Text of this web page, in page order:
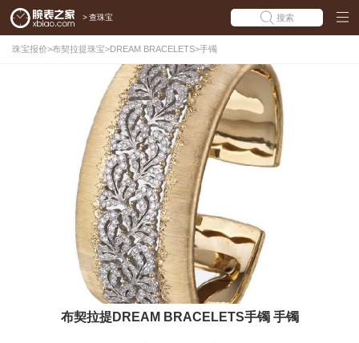
> 查珠宝 搜索
珠宝报价>布契拉提珠宝>DREAM BRACELETS>手镯
布契拉提DREAM BRACELETS手镯 手镯